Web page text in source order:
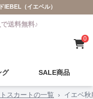
IEBEL（イエベル）
送料無料♪
0
グ SALE商品
スカートの一覧 › イエベ